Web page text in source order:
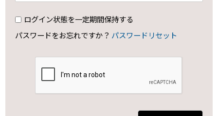
ログイン状態を一定期間保持する
パスワードをお忘れですか？ パスワードリセット